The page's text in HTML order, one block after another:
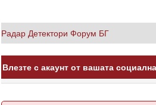
Радар Детектори Форум БГ
Влезте с акаунт от вашата